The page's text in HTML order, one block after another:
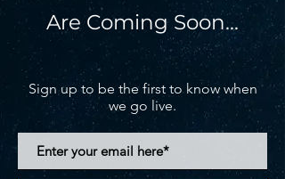
Are Coming Soon...
Sign up to be the first to know when
we go live.